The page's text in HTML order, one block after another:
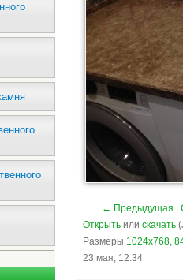
← Предыдущая
Открыть или скачать
Размеры 1024x768,
23 мая, 12:34